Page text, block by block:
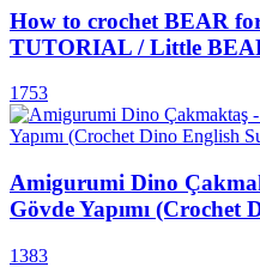
How to crochet BEAR
TUTORIAL / Little
1753
Amigurumi Dino
Gövde Yapımı (Crochet
1383